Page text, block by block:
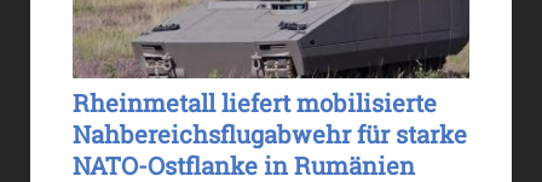
Rheinmetall liefert mobilisierte
Nahbereichsflugabwehr für starke
NATO-Ostflanke in Rumänien